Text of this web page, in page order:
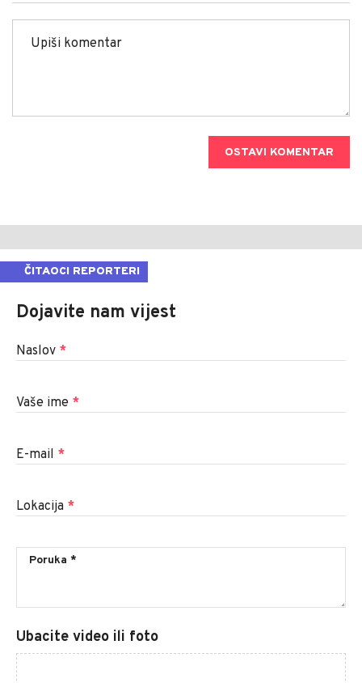
OSTAVI KOMENTAR
ČITAOCI REPORTERI
Dojavite nam vijest
Naslov *
Vaše ime *
E-mail *
Lokacija *
Ubacite video ili foto